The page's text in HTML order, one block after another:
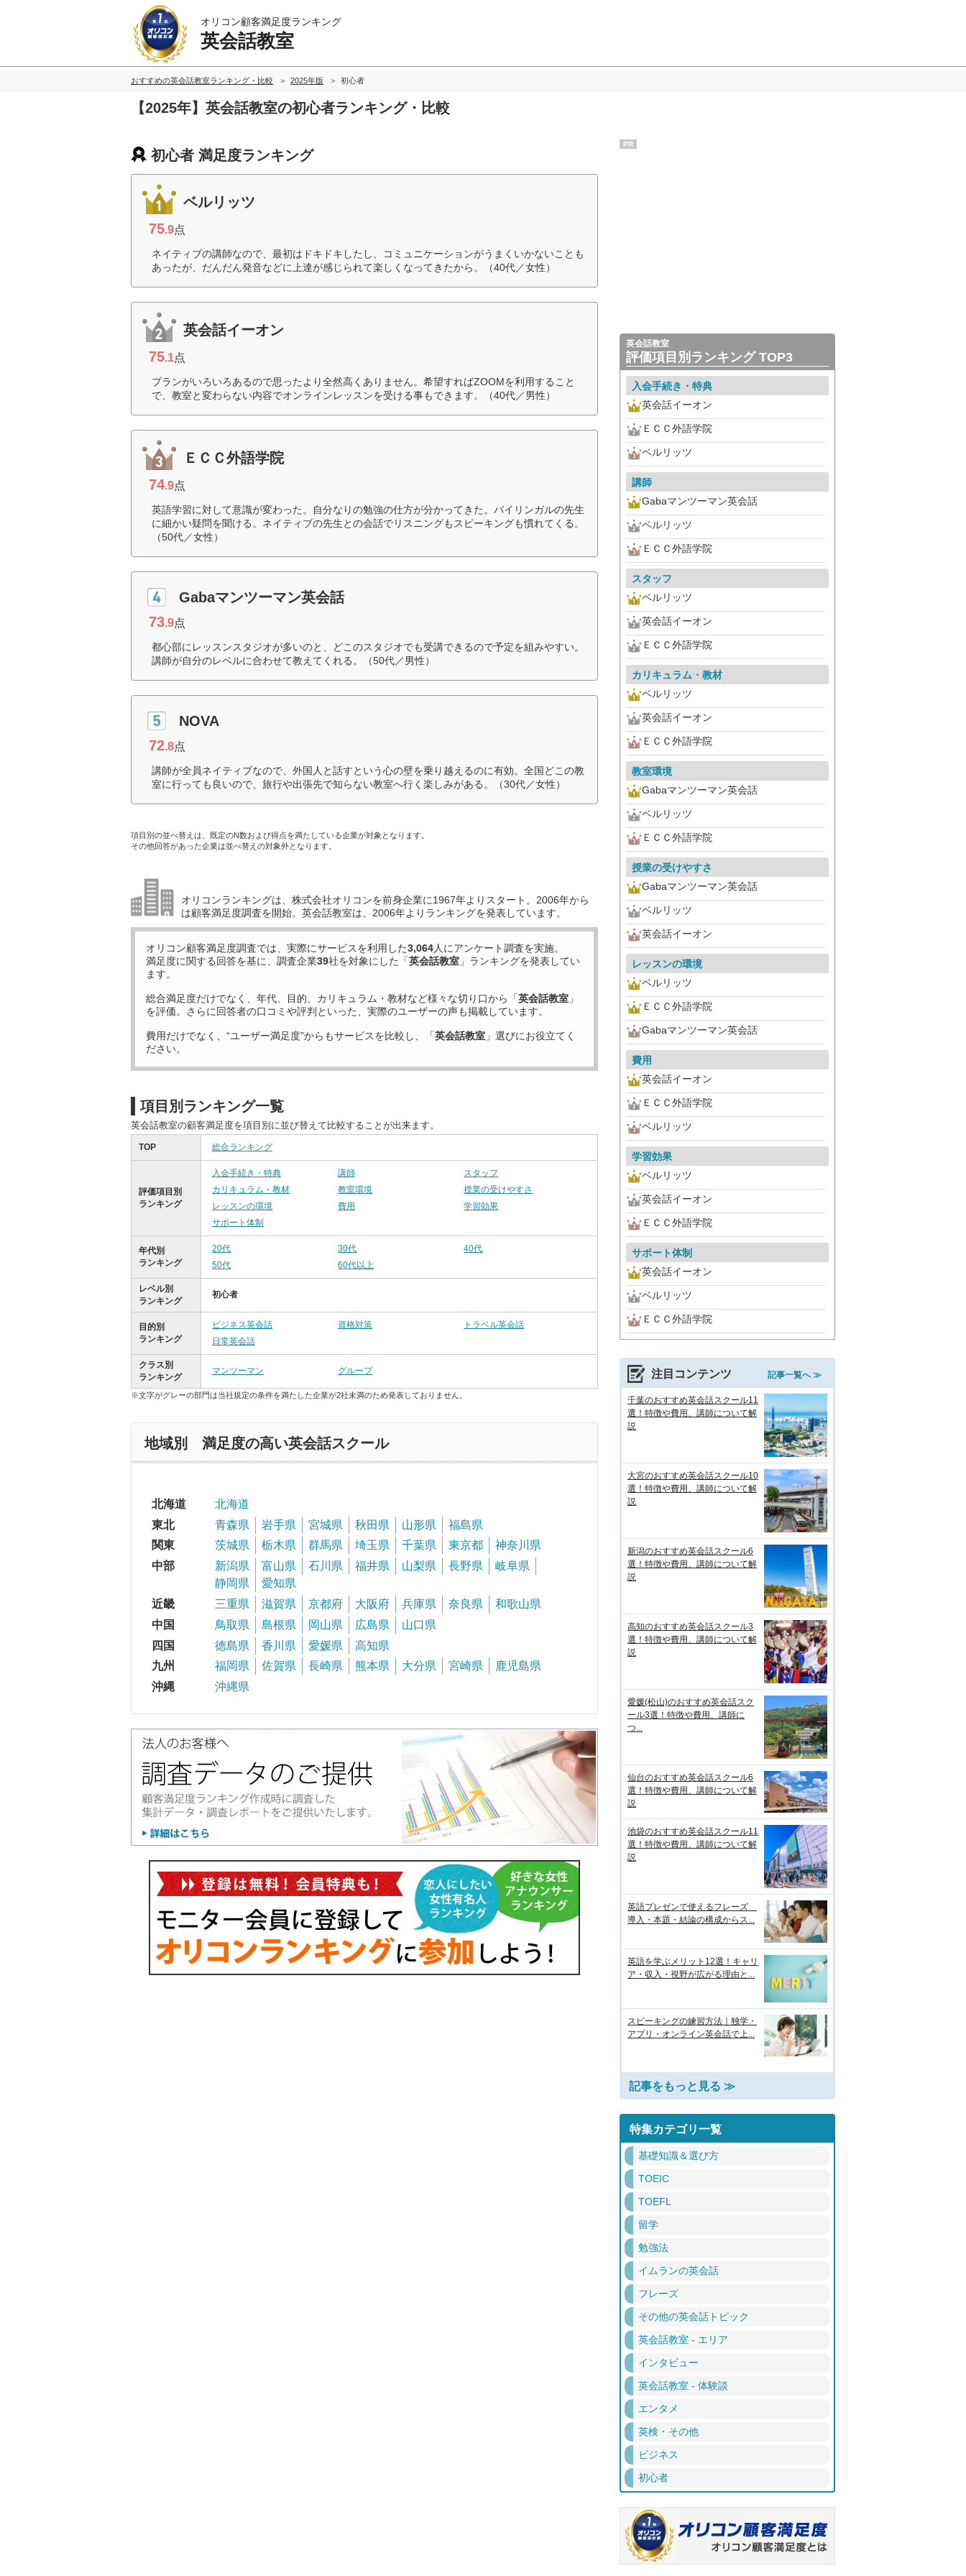
オリコン顧客満足度ランキング
英会話教室
おすすめの英会話教室ランキング・比較 2025年版 初心者
【2025年】英会話教室の初心者ランキング・比較
初心者 満足度ランキング
ベルリッツ
75.9点
ネイティブの講師なので、最初はドキドキしたし、コミュニケーションがうまくいかないことも
あったが、だんだん発音などに上達が感じられて楽しくなってきたから。（40代／女性）
英会話イーオン
75.1点
プランがいろいろあるので思ったより全然高くありません。希望すればZOOMを利用すること
で、教室と変わらない内容でオンラインレッスンを受ける事もできます。（40代／男性）
ＥＣＣ外語学院
74.9点
英語学習に対して意識が変わった。自分なりの勉強の仕方が分かってきた。バイリンガルの先生
に細かい疑問を聞ける。ネイティブの先生との会話でリスニングもスピーキングも慣れてくる。
（50代／女性）
Gabaマンツーマン英会話
73.9点
都心部にレッスンスタジオが多いのと、どこのスタジオでも受講できるので予定を組みやすい。
講師が自分のレベルに合わせて教えてくれる。（50代／男性）
NOVA
72.8点
講師が全員ネイティブなので、外国人と話すという心の壁を乗り越えるのに有効。全国どこの教
室に行っても良いので、旅行や出張先で知らない教室へ行く楽しみがある。（30代／女性）
項目別の並べ替えは、既定のN数および得点を満たしている企業が対象となります。
その他回答があった企業は並べ替えの対象外となります。
オリコンランキングは、株式会社オリコンを前身企業に1967年よりスタート。2006年から
は顧客満足度調査を開始。英会話教室は、2006年よりランキングを発表しています。
オリコン顧客満足度調査では、実際にサービスを利用した3,064人にアンケート調査を実施。
満足度に関する回答を基に、調査企業39社を対象にした「英会話教室 」ランキングを発表してい
ます。
総合満足度だけでなく、年代、目的、カリキュラム・教材など様々な切り口から「英会話教室 」
を評価。さらに回答者の口コミや評判といった、実際のユーザーの声も掲載しています。
費用だけでなく、“ユーザー満足度”からもサービスを比較し、「英会話教室 」選びにお役立てく
ださい。
項目別ランキング一覧
英会話教室の顧客満足度を項目別に並び替えて比較することが出来ます。
TOP 総合ランキング
評価項目別
ランキング
入会手続き・特典 講師
スタッフ
カリキュラム・教材
教室環境
授業の受けやすさ
レッスンの環境
費用
学習効果
サポート体制
年代別
ランキング
20代 30代
40代
50代
60代以上
レベル別
ランキング
初心者
目的別
ランキング
ビジネス英会話 資格対策
トラベル英会話
日常英会話
クラス別
ランキング
マンツーマン グループ
※文字がグレーの部門は当社規定の条件を満たした企業が2社未満のため発表しておりません。
地域別 満足度の高い英会話スクール
北海道
北海道
東北
青森県 岩手県 宮城県 秋田県 山形県
福島県
関東
茨城県 栃木県 群馬県 埼玉県 千葉県 東京都
神奈川県
中部
新潟県 富山県 石川県 福井県 山梨県 長野県
岐阜県
静岡県
愛知県
近畿
三重県 滋賀県 京都府 大阪府 兵庫県 奈良県
和歌山県
中国
鳥取県 島根県 岡山県 広島県
山口県
四国
徳島県 香川県 愛媛県
高知県
九州
福岡県 佐賀県 長崎県 熊本県 大分県 宮崎県
鹿児島県
沖縄
沖縄県
PR
英会話教室
評価項目別ランキング TOP3
入会手続き・特典
英会話イーオン
ＥＣＣ外語学院
ベルリッツ
講師
Gabaマンツーマン英会話
ベルリッツ
ＥＣＣ外語学院
スタッフ
ベルリッツ
英会話イーオン
ＥＣＣ外語学院
カリキュラム・教材
ベルリッツ
英会話イーオン
ＥＣＣ外語学院
教室環境
Gabaマンツーマン英会話
ベルリッツ
ＥＣＣ外語学院
授業の受けやすさ
Gabaマンツーマン英会話
ベルリッツ
英会話イーオン
レッスンの環境
ベルリッツ
ＥＣＣ外語学院
Gabaマンツーマン英会話
費用
英会話イーオン
ＥＣＣ外語学院
ベルリッツ
学習効果
ベルリッツ
英会話イーオン
ＥＣＣ外語学院
サポート体制
英会話イーオン
ベルリッツ
ＥＣＣ外語学院
注目コンテンツ 記事一覧へ ≫
千葉のおすすめ英会話スクール11
選！特徴や費用、講師について解
説
大宮のおすすめ英会話スクール10
選！特徴や費用、講師について解
説
新潟のおすすめ英会話スクール6
選！特徴や費用、講師について解
説
高知のおすすめ英会話スクール3
選！特徴や費用、講師について解
説
愛媛(松山)のおすすめ英会話スク
ール3選！特徴や費用、講師に
つ...
仙台のおすすめ英会話スクール6
選！特徴や費用、講師について解
説
池袋のおすすめ英会話スクール11
選！特徴や費用、講師について解
説
英語プレゼンで使えるフレーズ
導入・本題・結論の構成からス...
英語を学ぶメリット12選！キャリ
ア・収入・視野が広がる理由と...
スピーキングの練習方法｜独学・
アプリ・オンライン英会話で上...
記事をもっと見る ≫
特集カテゴリ一覧
基礎知識＆選び方
TOEIC
TOEFL
留学
勉強法
イムランの英会話
フレーズ
その他の英会話トピック
英会話教室 - エリア
インタビュー
英会話教室 - 体験談
エンタメ
英検・その他
ビジネス
初心者